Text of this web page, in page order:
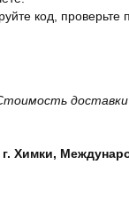
код,
Химки,